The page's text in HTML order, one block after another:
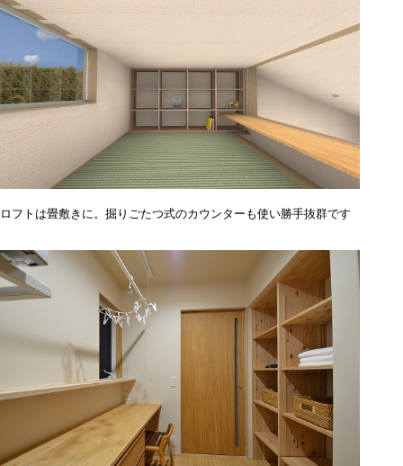
ロフトは畳敷きに。掘りごたつ式のカウンターも使い勝手抜群です